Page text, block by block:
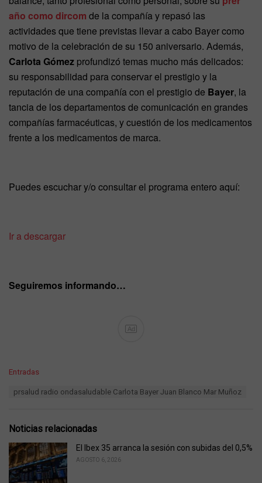
año como dircom de la compañía y repasó las
actividades que tiene previstas llevar a cabo Bayer como
motivo de la celebración de su 150 aniversario. Además,
Carlota Gómez profundizó temas mucho más delicados:
su responsabilidad para conservar el prestigio y la
reputación de una compañía con el prestigio de Bayer, la
tancia de los departamentos de comunicación en grandes
compañías farmacéuticas, y cuestión de los medicamentos
frente a los medicamentos de marca.
Puedes escuchar y/o consultar el programa entero aquí:
Ir a descargar
Seguiremos informando…
Ad
C
o
r
i
e
s
Entradas
:
prsalud radio ondasaludable Carlota Bayer Juan Blanco Mar Muñoz
Noticias relacionadas
El Ibex 35 arranca la sesión con subidas del 0,5%
AGOSTO 6, 2026